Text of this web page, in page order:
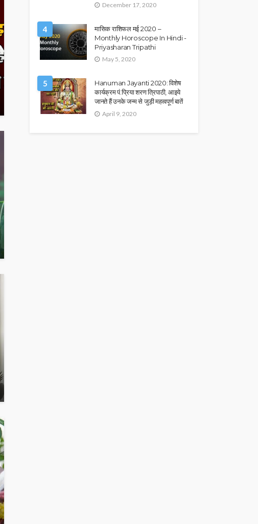
December 17, 2020
4
मासिक राशिफल मई 2020 –
Monthly Horoscope In Hindi -
Priyasharan Tripathi
May 5, 2020
5
Hanuman Jayanti 2020: विशेष
कार्यक्रम पं.प्रिया शरण त्रिपाठी, आइये
जानते हैं उनके जन्म से जुड़ी महत्वपूर्ण बातें
April 9, 2020